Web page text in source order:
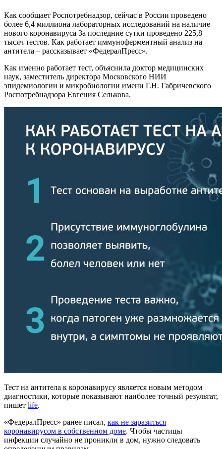
Как сообщает Роспотребнадзор, сейчас в России проведено
более 6,4 миллиона лабораторных исследований на наличие
нового коронавируса За последние сутки проведено 225,8
тысяч тестов. Как работает иммуноферментный анализ на
антитела – рассказывает «ФедералПресс».
Как именно работает тест, объяснила доктор медицинских
наук, заместитель директора Московского НИИ
эпидемиологии и микробиологии имени Г.Н. Габричевского
Роспотребнадзора Евгения Селькова.
Тест на антитела к коронавирусу является новым методом
диагностики, которые показывают наиболее точный результат,
пишет life.
«ФедералПресс» ранее писал, как не заразиться
коронавирусом в собственном доме. Чтобы частицы
инфекции случайно не проникли в дом, нужно следовать